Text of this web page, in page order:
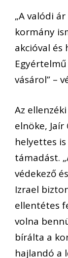
„A valódi
kormány
akcióval és
vásárol” –
Az
elnöke,
helyettes
támadást.
védekező
Izrael
ellentétes
volna
bírálta a
hajlandó a